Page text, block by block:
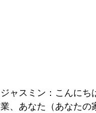
ジャスミン：こんにち
業、あなた（あなたの